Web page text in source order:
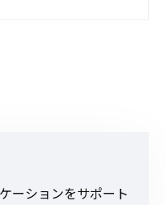
ーションをサポート